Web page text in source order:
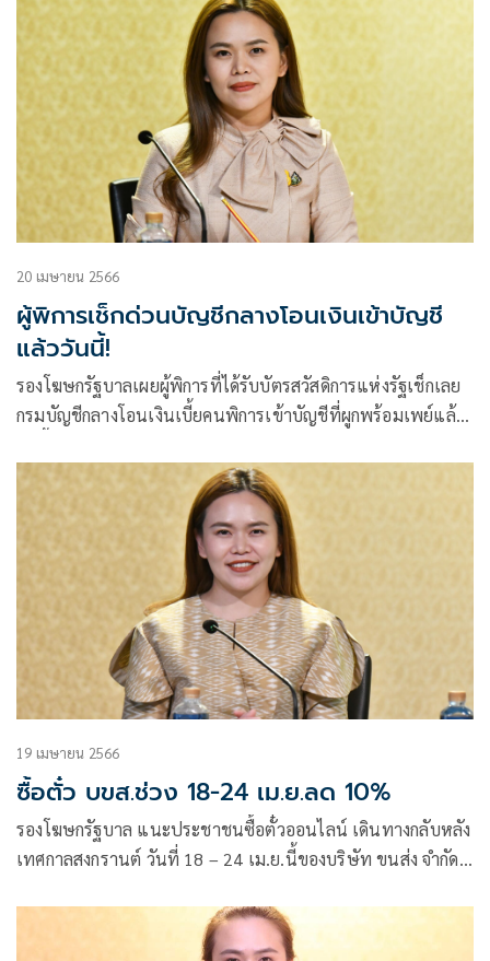
20 เมษายน 2566
ผู้พิการเช็กด่วนบัญชีกลางโอนเงินเข้าบัญชี
แล้ววันนี้!
รองโฆษกรัฐบาลเผยผู้พิการที่ได้รับบัตรสวัสดิการแห่งรัฐเช็กเลย
กรมบัญชีกลางโอนเงินเบี้ยคนพิการเข้าบัญชีที่ผูกพร้อมเพย์แล้ว
19 เมษายน 2566
ซื้อตั๋ว บขส.ช่วง 18-24 เม.ย.ลด 10%
รองโฆษกรัฐบาล แนะประชาชนซื้อตั๋วออนไลน์ เดินทางกลับหลัง
เทศกาลสงกรานต์ วันที่ 18 – 24 เม.ย.นี้ของบริษัท ขนส่ง จำกัด